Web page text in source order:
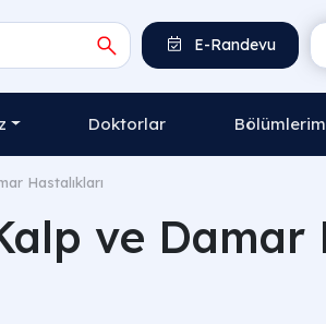
E-Randevu
Doktorlar
Hastalıkları
ve Damar